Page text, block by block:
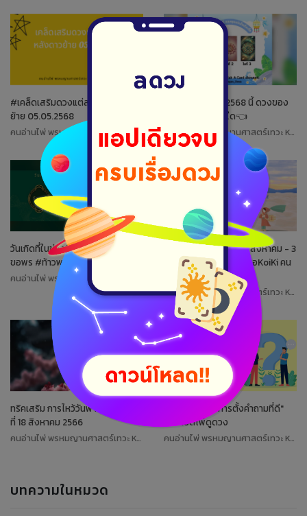
#เคล็ดเสริมดวงแต่ละราศี หลังดาว
ย้าย 05.05.2568
ให้ไพ่บอกดวง ปี 2568 นี้ ดวงของ
ท่านจะเด่นในด้านใด👈
คนอ่านไพ่ พรหมญานศาสตร์เทวะ Koiki
วันเกิดที่ในช่วงนี้ ควรเดินทางไปไหว้
ขอพร #ท้าวพญายมราช 🙏
เช็กดวงรายสัปดาห์ 28 สิงหาคม - 3
กันยายน 2566 กับแม่หมอKoiKi คน
อ่านไพ่
คนอ่านไพ่ พรหมญานศาสตร์เทวะ Koiki
ทริคเสริม การไหว้วันฟ้าอภัย วันศุกร์
ที่ 18 สิงหาคม 2566
คนอ่านไพ่ พรหมญานศาสตร์เทวะ Koiki
ทริคแนะนำ "วิธีการตั้งคำถามที่ดี"
เวลาเปิดไพ่ดูดวง
คนอ่านไพ่ พรหมญานศาสตร์เทวะ Koiki
บทความในหมวด